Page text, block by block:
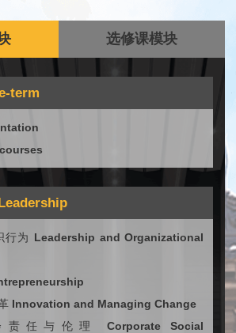
选修课模块
term
行为 Leadership and Organizational
Innovation and Managing Change
任与伦理 Corporate Social